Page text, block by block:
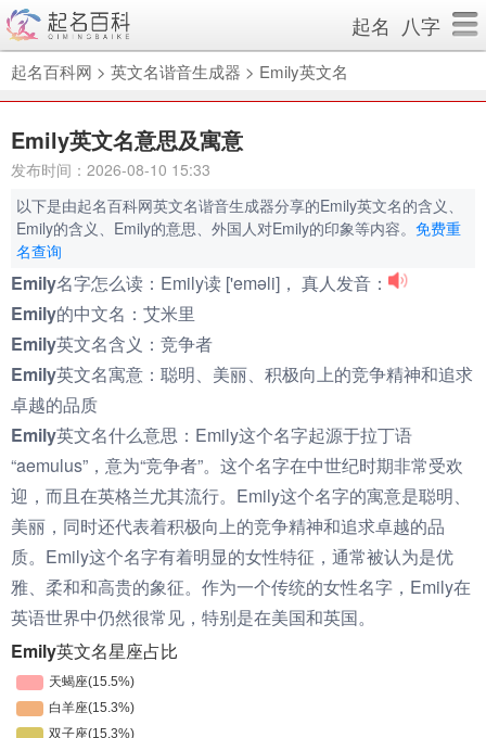
起名 八字
起名百科网 > 英文名谐音生成器 > Emily英文名
Emily英文名意思及寓意
发布时间：2026-08-10 15:33
以下是由起名百科网英文名谐音生成器分享的Emily英文名的含义、
Emily的含义、Emily的意思、外国人对Emily的印象等内容。 免费重
名查询
Emily名字怎么读： Emily读 ['eməli]， 真人发音：
Emily的中文名： 艾米里
Emily英文名含义： 竞争者
Emily英文名寓意： 聪明、美丽、积极向上的竞争精神和追求
卓越的品质
Emily英文名什么意思： Emily这个名字起源于拉丁语
“aemulus”，意为“竞争者”。这个名字在中世纪时期非常受欢
迎，而且在英格兰尤其流行。Emily这个名字的寓意是聪明、
美丽，同时还代表着积极向上的竞争精神和追求卓越的品
质。Emily这个名字有着明显的女性特征，通常被认为是优
雅、柔和和高贵的象征。作为一个传统的女性名字，Emily在
英语世界中仍然很常见，特别是在美国和英国。
Emily英文名星座占比